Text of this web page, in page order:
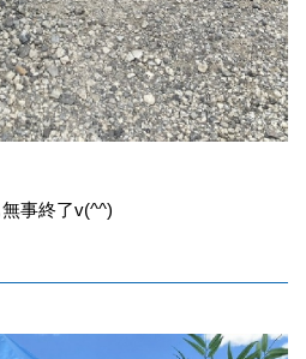
事終了v(^^)